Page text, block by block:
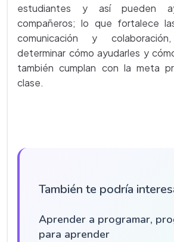
estudiantes y así pueden
compañeros; lo que fortalece
comunicación y
determinar cómo ayudarles y
también cumplan con la meta
clase.
También te podría
Aprender a programar,
para aprender